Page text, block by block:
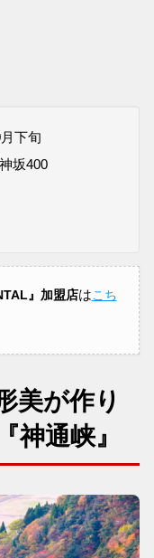
下旬
坂400
』加盟店はこち
美が作り
神通峡』